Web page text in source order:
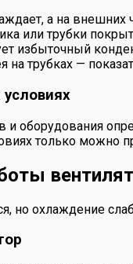
а на внешних
или трубки
избыточный
на трубках —
оборудования
только можно
но охлаждение